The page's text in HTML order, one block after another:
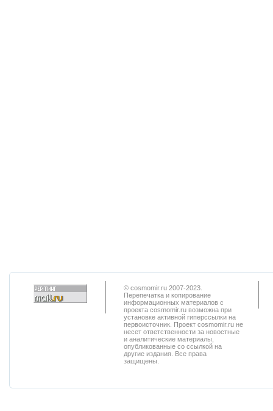
© cosmomir.ru 2007-2023.
Перепечатка и копирование
информационных материалов с
проекта cosmomir.ru возможна при
установке активной гиперссылки на
первоисточник. Проект cosmomir.ru не
несет ответственности за новостные
и аналитические материалы,
опубликованные со ссылкой на
другие издания. Все права
защищены.